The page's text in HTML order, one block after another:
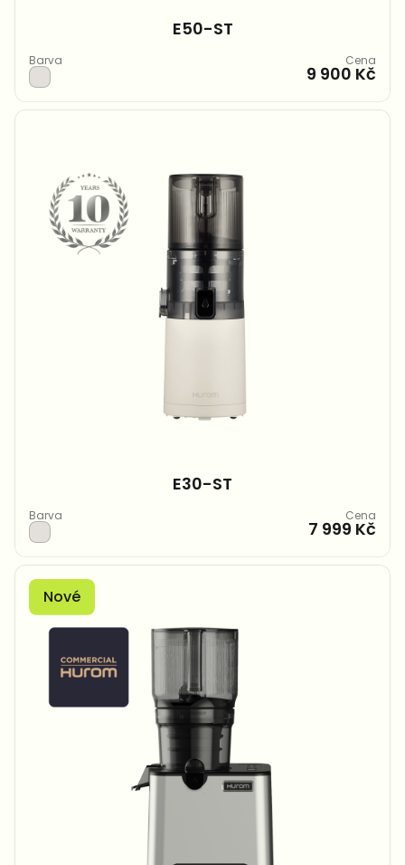
E50-ST
Barva Cena
9 900 Kč
E30-ST
Barva Cena
7 999 Kč
Nové